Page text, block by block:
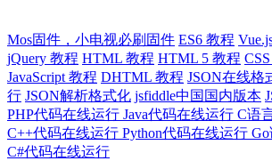
Mos固件，小电视必刷固件 ES6 教程
jQuery 教程 HTML 教程 HTML 5 教程
JavaScript 教程 DHTML 教程 JSON在线格
行 JSON解析格式化 jsfiddle中国国内版本
PHP代码在线运行 Java代码在线运行 C语
C++代码在线运行 Python代码在线运行
C#代码在线运行